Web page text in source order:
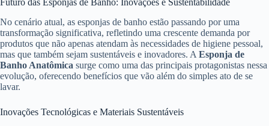
Futuro das Esponjas de Banho: Inovações e Sustentabilidade
No cenário atual, as esponjas de banho estão passando por uma
transformação significativa, refletindo uma crescente demanda por
produtos que não apenas atendam às necessidades de higiene pessoal,
mas que também sejam sustentáveis e inovadores. A Esponja de
Banho Anatômica surge como uma das principais protagonistas nessa
evolução, oferecendo benefícios que vão além do simples ato de se
lavar.
Inovações Tecnológicas e Materiais Sustentáveis